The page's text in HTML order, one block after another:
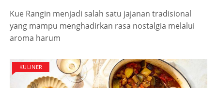
Kue Rangin menjadi salah satu jajanan tradisional
yang mampu menghadirkan rasa nostalgia melalui
aroma harum
KULINER